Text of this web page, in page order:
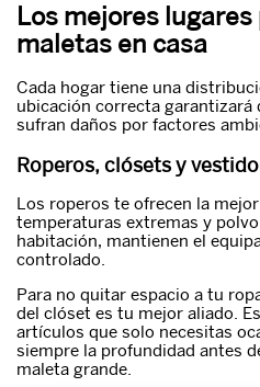
Los mejores
maletas en casa
Cada hogar tiene una
ubicación correcta garantizará
sufran daños por factores
Roperos, clósets y
Los roperos te ofrecen la
temperaturas extremas y
habitación, mantienen el
controlado.
Para no quitar espacio a tu
del clóset es tu mejor aliado.
artículos que solo necesitas
siempre la profundidad antes
maleta grande.